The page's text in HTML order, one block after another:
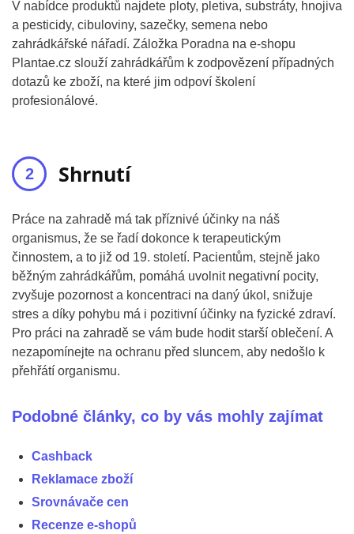
V nabídce produktů najdete ploty, pletiva, substráty, hnojiva
a pesticidy, cibuloviny, sazečky, semena nebo
zahrádkářské nářadí. Záložka Poradna na e-shopu
Plantae.cz slouží zahrádkářům k zodpovězení případných
dotazů ke zboží, na které jim odpoví školení
profesionálové.
Shrnutí
Práce na zahradě má tak příznivé účinky na náš
organismus, že se řadí dokonce k terapeutickým
činnostem, a to již od 19. století. Pacientům, stejně jako
běžným zahrádkářům, pomáhá uvolnit negativní pocity,
zvyšuje pozornost a koncentraci na daný úkol, snižuje
stres a díky pohybu má i pozitivní účinky na fyzické zdraví.
Pro práci na zahradě se vám bude hodit starší oblečení. A
nezapomínejte na ochranu před sluncem, aby nedošlo k
přehřátí organismu.
Podobné články, co by vás mohly zajímat
Cashback
Reklamace zboží
Srovnávače cen
Recenze e-shopů